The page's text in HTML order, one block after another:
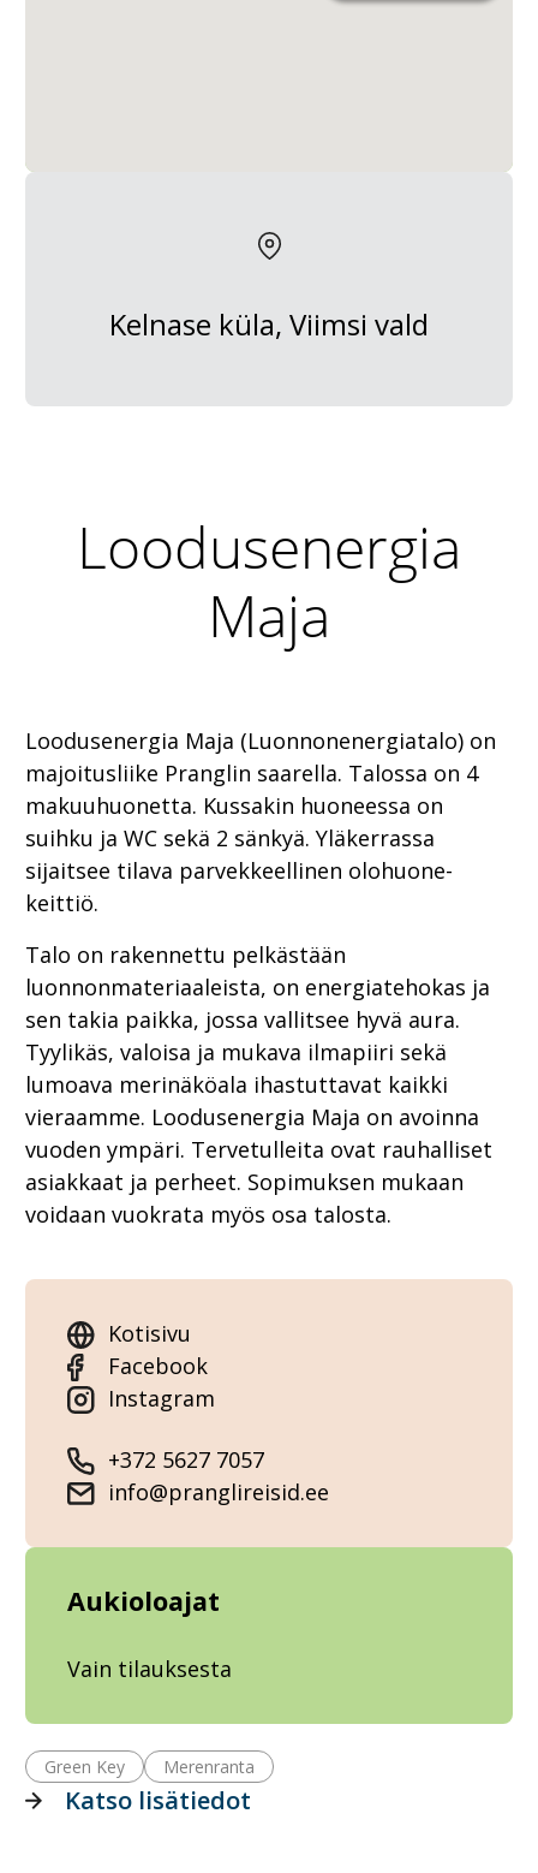
Kelnase küla, Viimsi vald
Loodusenergia
Maja
Loodusenergia Maja (Luonnonenergiatalo) on
majoitusliike Pranglin saarella. Talossa on 4
makuuhuonetta. Kussakin huoneessa on
suihku ja WC sekä 2 sänkyä. Yläkerrassa
sijaitsee tilava parvekkeellinen olohuone-
keittiö.
Talo on rakennettu pelkästään
luonnonmateriaaleista, on energiatehokas ja
sen takia paikka, jossa vallitsee hyvä aura.
Tyylikäs, valoisa ja mukava ilmapiiri sekä
lumoava merinäköala ihastuttavat kaikki
vieraamme. Loodusenergia Maja on avoinna
vuoden ympäri. Tervetulleita ovat rauhalliset
asiakkaat ja perheet. Sopimuksen mukaan
voidaan vuokrata myös osa talosta.
Kotisivu
Facebook
Instagram
+372 5627 7057
info@pranglireisid.ee
Aukioloajat
Vain tilauksesta
Green Key Merenranta
Katso lisätiedot